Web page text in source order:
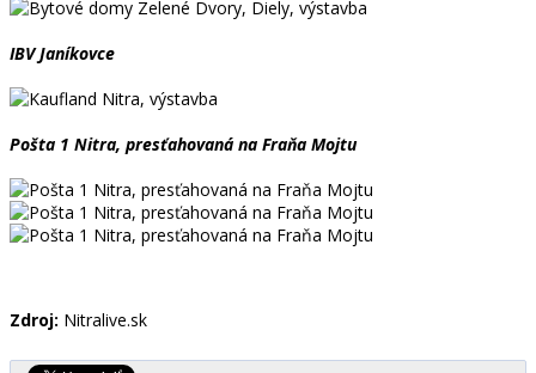
IBV Janíkovce
Pošta 1 Nitra, presťahovaná na Fraňa Mojtu
Zdroj: Nitralive.sk